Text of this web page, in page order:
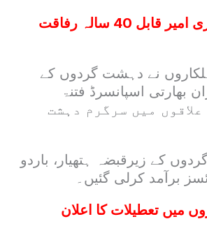
چوہدری یٰسین کے قریبی ساتھی چوہدری امیر قابل 40 سالہ رفاقت
نے دہشت گردوں کے
بھارتی اسپانسرڈ فتنۃ
ان علاقوں میں سرگرم دہشت
کے زیرقبضہ ہتھیار، باردو
برآمد کرلی گئیں۔
میں تعطیلات کا اعلان